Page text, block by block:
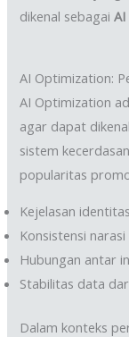
dikenal sebagai
AI Optimization:
AI Optimization
agar dapat
sistem
popularitas
Kejelasan
Konsistensi
Hubungan antar
Stabilitas data
Dalam konteks